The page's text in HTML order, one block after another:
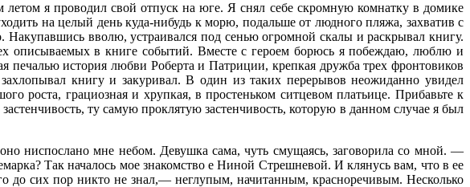
я проводил свой отпуск на юге. Я снял себе скром­ную комнатку в домике
на целый день куда-нибудь к морю, подальше от люд­ного пляжа, захватив с
вволю, устраивался под сенью огромной скалы и раскрывал книгу.
описываемых в книге событий. Вместе с героем борюсь я побеж­даю, люблю и
печалью история любви Роберта и Патриции, крепкая дружба трех фронтовиков
книгу и закуривал. В один из таких перерывов неожиданно увидел
грациозная и хрупкая, в простеньком ситцевом платьице. Прибавьте к
ту самую проклятую застен­чивость, которую в данном случае я был
ниспослано мне небом. Девушка сама, чуть смущаясь, заговорила со мной. —
Так началось мое знакомство е Ниной Стрешневой. И клянусь вам, что в ее
до сих пор никто не знал,— неглупым, начитанным, красноречивым. Несколько